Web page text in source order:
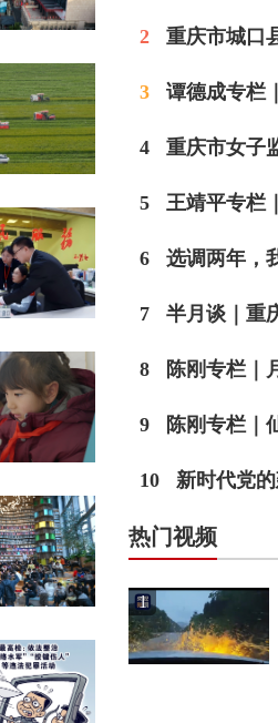
2 重庆市城口县复兴
3 谭德成专栏
4 重庆市女子监狱：
5 王靖平专栏｜八
6 选调两年，我读
7 半月谈｜重庆公路物流基地建设有限
8 陈刚专栏｜
9 陈刚专栏｜
10 新时代党的
热门视频
1